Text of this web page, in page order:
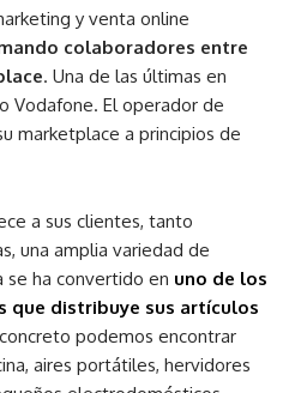
y venta online
colaboradores entre
. Una de las últimas en
Vodafone. El operador de
marketplace a principios de
a sus clientes, tanto
una amplia variedad de
se ha convertido en uno de los
que distribuye sus artículos
podemos encontrar
aires portátiles, hervidores